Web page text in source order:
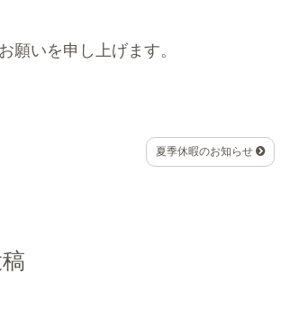
願いを申し上げます。
夏季休暇のお知らせ